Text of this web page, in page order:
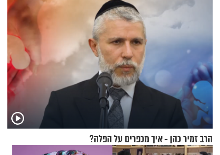
הרב זמיר כהן - איך מכפרים על הפלה?